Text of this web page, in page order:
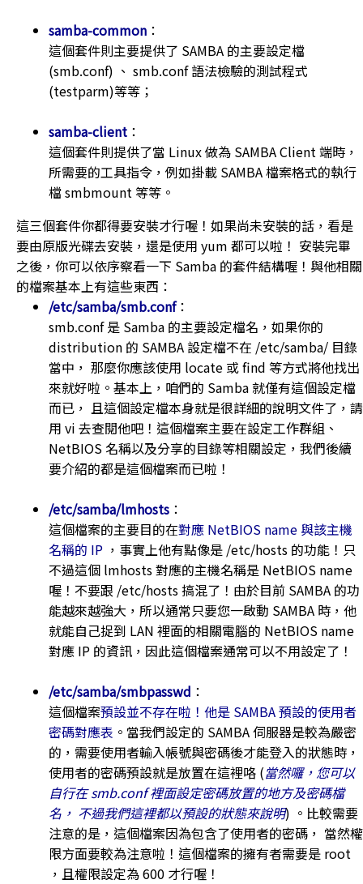
samba-common ：
這個套件則主要提供了 SAMBA 的主要設定檔
(smb.conf) 、 smb.conf 語法檢驗的測試程式
(testparm)等等；
samba-client ：
這個套件則提供了當 Linux 做為 SAMBA Client 端時，
所需要的工具指令，例如掛載 SAMBA 檔案格式的執行
檔 smbmount 等等。
這三個套件你都得要安裝才行喔！如果尚未安裝的話，看是
要由原版光碟去安裝，還是使用 yum 都可以啦！ 安裝完畢
之後，你可以依序察看一下 Samba 的套件結構喔！與他相關
的檔案基本上有這些東西：
/etc/samba/smb.conf：
smb.conf 是 Samba 的主要設定檔名，如果你的
distribution 的 SAMBA 設定檔不在 /etc/samba/ 目錄
當中， 那麼你應該使用 locate 或 find 等方式將他找出
來就好啦。基本上，咱們的 Samba 就僅有這個設定檔
而已， 且這個設定檔本身就是很詳細的說明文件了，請
用 vi 去查閱他吧！這個檔案主要在設定工作群組、
NetBIOS 名稱以及分享的目錄等相關設定，我們後續
要介紹的都是這個檔案而已啦！
/etc/samba/lmhosts ：
這個檔案的主要目的在對應 NetBIOS name 與該主機
名稱的 IP ，事實上他有點像是 /etc/hosts 的功能！只
不過這個 lmhosts 對應的主機名稱是 NetBIOS name
喔！不要跟 /etc/hosts 搞混了！由於目前 SAMBA 的功
能越來越強大，所以通常只要您一啟動 SAMBA 時，他
就能自己捉到 LAN 裡面的相關電腦的 NetBIOS name
對應 IP 的資訊，因此這個檔案通常可以不用設定了！
/etc/samba/smbpasswd ：
這個檔案預設並不存在啦！他是 SAMBA 預設的使用者
密碼對應表 。當我們設定的 SAMBA 伺服器是較為嚴密
的，需要使用者輸入帳號與密碼後才能登入的狀態時，
使用者的密碼預設就是放置在這裡咯 (當然囉，您可以
自行在 smb.conf 裡面設定密碼放置的地方及密碼檔
名， 不過我們這裡都以預設的狀態來說明) 。比較需要
注意的是，這個檔案因為包含了使用者的密碼， 當然權
限方面要較為注意啦！這個檔案的擁有者需要是 root
，且權限設定為 600 才行喔！